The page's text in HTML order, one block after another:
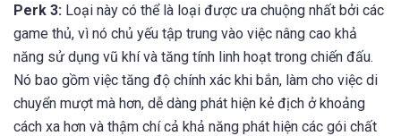
Perk 3: Loại này có thể là loại được ưa chuộng nhất bởi các
game thủ, vì nó chủ yếu tập trung vào việc nâng cao khả
năng sử dụng vũ khí và tăng tính linh hoạt trong chiến đấu.
Nó bao gồm việc tăng độ chính xác khi bắn, làm cho việc di
chuyển mượt mà hơn, dễ dàng phát hiện kẻ địch ở khoảng
cách xa hơn và thậm chí cả khả năng phát hiện các gói chất